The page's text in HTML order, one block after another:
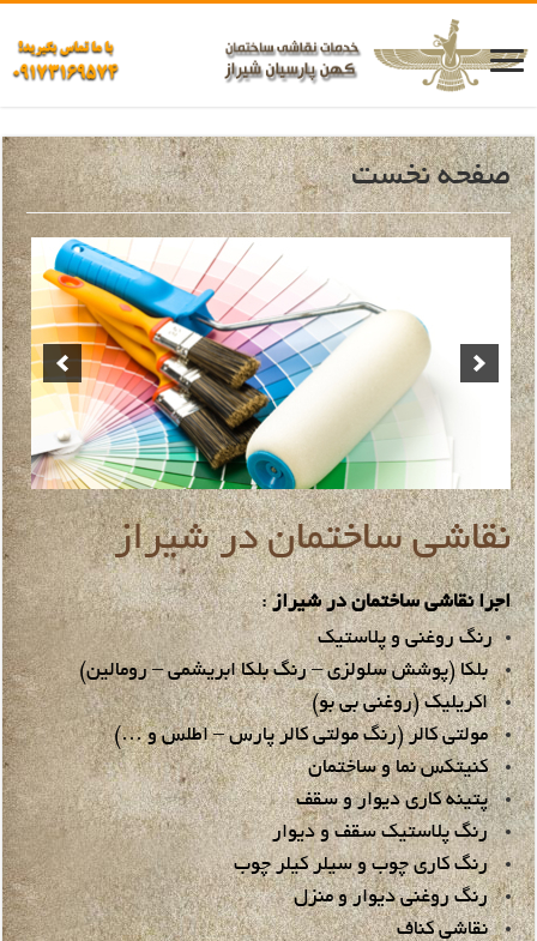
صفحه نخست
نقاشی ساختمان در شیراز
اجرا نقاشی ساختمان در شیراز:
رنگ روغنی و پلاستیک
بلکا (پوشش سلولزی – رنگ بلکا ابریشمی – رومالین)
اکریلیک (روغنی بی بو)
مولتی کالر (رنگ مولتی کالر پارس – اطلس و …)
کنیتکس نما و ساختمان
پتینه کاری دیوار و سقف
رنگ پلاستیک سقف و دیوار
رنگ کاری چوب و سیلر کیلر چوب
رنگ روغنی دیوار و منزل
نقاشی کناف